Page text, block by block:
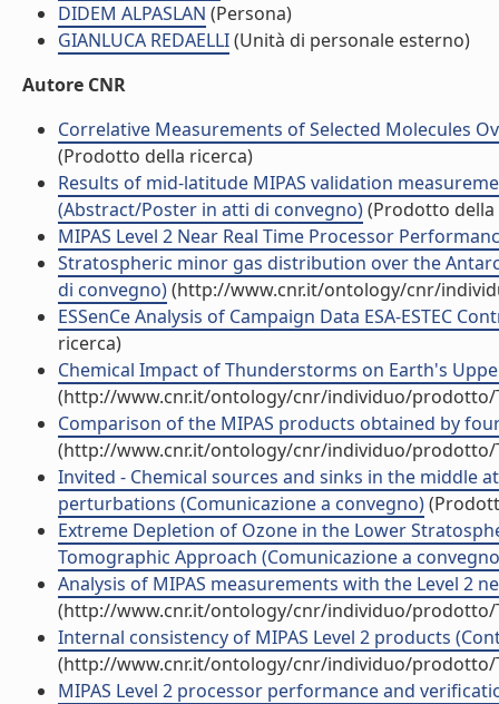
DIDEM ALPASLAN (Persona)
GIANLUCA REDAELLI(Unità di personale esterno)
Autore CNR
Correlative Measurements of Selected Molecules
(Prodotto della ricerca)
Results of mid-latitude MIPAS validation
(Abstract/Poster in atti di convegno)(Prodotto della
MIPAS Level 2 Near Real Time Processor
Stratospheric minor gas distribution over the
di convegno)(http://www.cnr.it/ontology/cnr/
ESSenCe Analysis of Campaign Data ESA-ESTEC
ricerca)
Chemical Impact of Thunderstorms on Earth's
(http://www.cnr.it/ontology/cnr/individuo/prodotto/
Comparison of the MIPAS products obtained by
(http://www.cnr.it/ontology/cnr/individuo/prodotto/
Invited - Chemical sources and sinks in the middle
perturbations (Comunicazione a convegno)
Extreme Depletion of Ozone in the Lower
Tomographic Approach (Comunicazione a
Analysis of MIPAS measurements with the Level 2
(http://www.cnr.it/ontology/cnr/individuo/prodotto/
Internal consistency of MIPAS Level 2 products
(http://www.cnr.it/ontology/cnr/individuo/prodotto/
MIPAS Level 2 processor performance and